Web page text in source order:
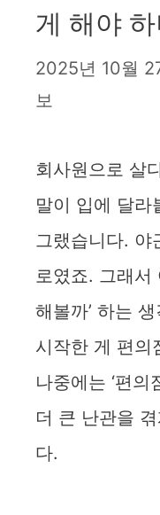
게 해야
2025년 10월
보
회사원으로 살
말이 입에 달라
그랬습니다. 야
로였죠. 그래서
해볼까’ 하는
시작한 게 편의
나중에는 ‘편의
더 큰 난관을
다.